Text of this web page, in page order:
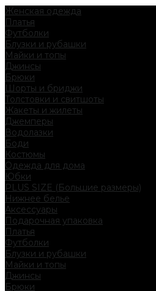
Женская одежда
Платья
Футболки
Блузки и рубашки
Майки и топы
Джинсы
Брюки
Шорты и бриджи
Толстовки и свитшоты
Жакеты и жилеты
Джемперы
Водолазки
Боди
Костюмы
Одежда для дома
Юбки
PLUS SIZE (Большие размеры)
Нижнее белье
Аксессуары
Подарочная упаковка
Платья
Футболки
Блузки и рубашки
Майки и топы
Джинсы
Брюки